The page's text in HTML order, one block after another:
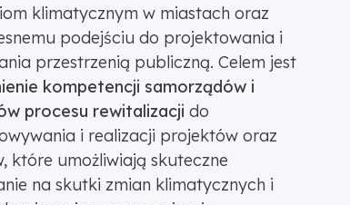
klimatycznym w miastach oraz
podejściu do projektowania i
przestrzenią publiczną. Celem jest
kompetencji samorządów i
procesu rewitalizacji do
i realizacji projektów oraz
które umożliwiają skuteczne
na skutki zmian klimatycznych i